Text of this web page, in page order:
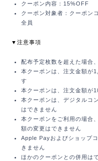
クーポン内容：15%OFF
クーポン対象者：クーポン
全員
▼注意事項
配布予定枚数を超えた場合
本クーポンは、注文金額が
す
本クーポンは、注文金額が
本クーポンは、デジタルコ
はできません
本クーポンをご利用の場合
額の変更はできません
Apple Payおよびショップ
きません
ほかのクーポンとの併用は